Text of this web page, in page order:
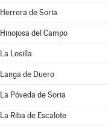
Herrera de Soria
Hinojosa del Campo
La Losilla
Langa de Duero
La Póveda de Soria
La Riba de Escalote